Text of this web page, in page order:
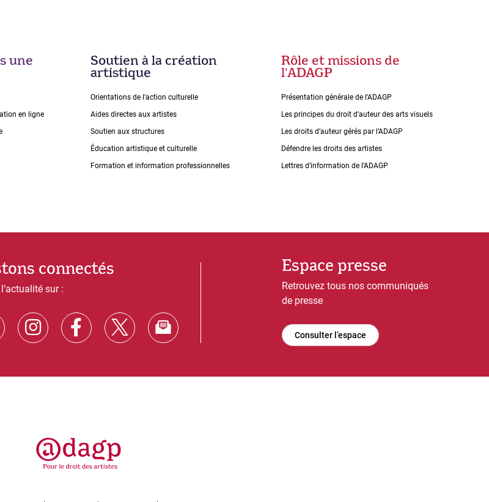
une
en ligne
Soutien à la création
artistique
Orientations de lʼaction culturelle
Aides directes aux artistes
Soutien aux structures
Éducation artistique et culturelle
Formation et information professionnelles
Rôle et missions de
lʼADAGP
Présentation générale de l’ADAGP
Les principes du droit dʼauteur des arts visuels
Les droits dʼauteur gérés par lʼADAGP
Défendre les droits des artistes
Lettres dʼinformation de lʼADAGP
connectés
sur :
Espace presse
Retrouvez tous nos communiqués
de presse
Consulter l’espace